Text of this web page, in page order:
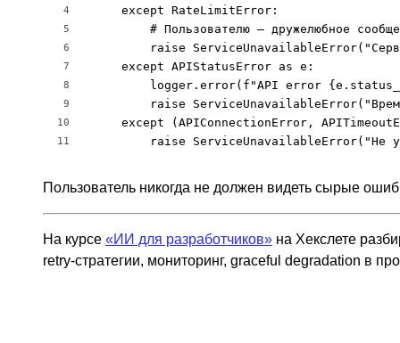
4
5
6
7
8
9
10
11
    except RateLimitError:
# Пользователю — дружелюбное
raise
    except APIStatusError as e:
logger.error(f"API error
raise
except (APIConnectionError,
raise ServiceUnavailableError("Не
Пользователь никогда не должен видеть сырые
На курсе «ИИ для разработчиков» на Хекслете
retry-стратегии, мониторинг, graceful degradation в